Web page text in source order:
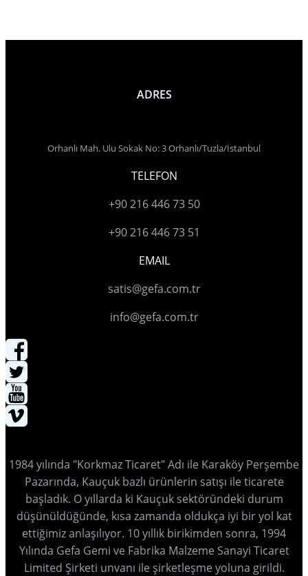
ADRES
Orhanlı Mah. Ulu Sokak No: 3 Orhanlı/Tuzla/İstanbul
TELEFON
+90 216 446 73 50
+90 216 446 73 51
EMAIL
satis@gefa.com.tr
info@gefa.com.tr
1984 yılında "Korkmaz Ticaret" Adı ile Karaköy Perşembe
Pazarında, Kauçuk bazlı ürünlerin satışı ile ticarete
başladık. O yıllarda ki Kauçuk sektöründeki durum
düşünüldüğünde, kısa zamanda oldukça iyi bir yol kat
ettiğimiz anlaşılıyor. 10 yıllık birikimden sonra, 1994
Yılında Gefa Gemi ve Fabrika Malzeme Sanayi Ticaret
Limited Şirketi unvanı ile şirketleşme yoluna girildi.